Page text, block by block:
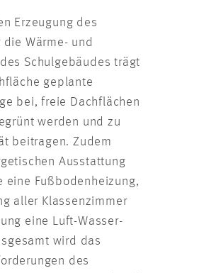
Erzeugung des
Wärme- und
Schulgebäudes trägt
geplante
bei, freie Dachflächen
werden und zu
beitragen. Zudem
Ausstattung
eine Fußbodenheizung,
aller Klassenzimmer
eine Luft-Wasser-
wird das
des